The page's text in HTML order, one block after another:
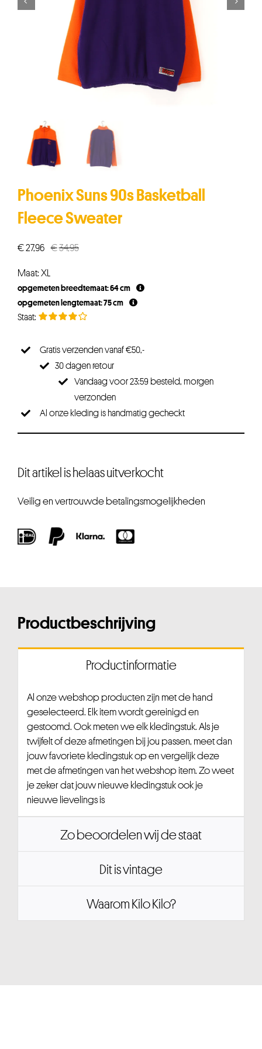
Phoenix Suns 90s Basketball
Fleece Sweater
€34,95Oorspronkelijke
€34,95.
€27,96
Huidige
€27,96.
Maat: XL
opgemeten breedtemaat: 64 cm
opgemeten lengtemaat: 75 cm
Gratis verzenden vanaf €50,-
30 dagen retour
Vandaag voor 23:59 besteld, morgen
verzonden
Al onze kleding is handmatig gecheckt
Dit artikel is helaas uitverkocht
Veilig en vertrouwde betalingsmogelijkheden
Productbeschrijving
Productinformatie
Al onze webshop producten zijn met de hand
geselecteerd. Elk item wordt gereinigd en
gestoomd. Ook meten we elk kledingstuk. Als je
twijfelt of deze afmetingen bij jou passen, meet dan
jouw favoriete kledingstuk op en vergelijk deze
met de afmetingen van het webshop item. Zo weet
je zeker dat jouw nieuwe kledingstuk ook je
nieuwe lievelings is
Zo beoordelen wij de staat
Dit is vintage
Waarom Kilo Kilo?